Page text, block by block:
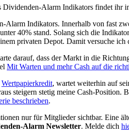
Dividenden-Alarm Indikators findet ihr
Indikators. Innerhalb von fast
40% stand. Solang sich die
privaten Depot. Damit versuche
darauf, dass der Markt in die
Mit Warten und mehr Cash auf die
Wertpapierkredit, wartet weiterhin auf
steigern stetig meine Cash-
beschrieben.
nur für Mitglieder sichtbar. Eine
Alarm Newsletter. Melde dich